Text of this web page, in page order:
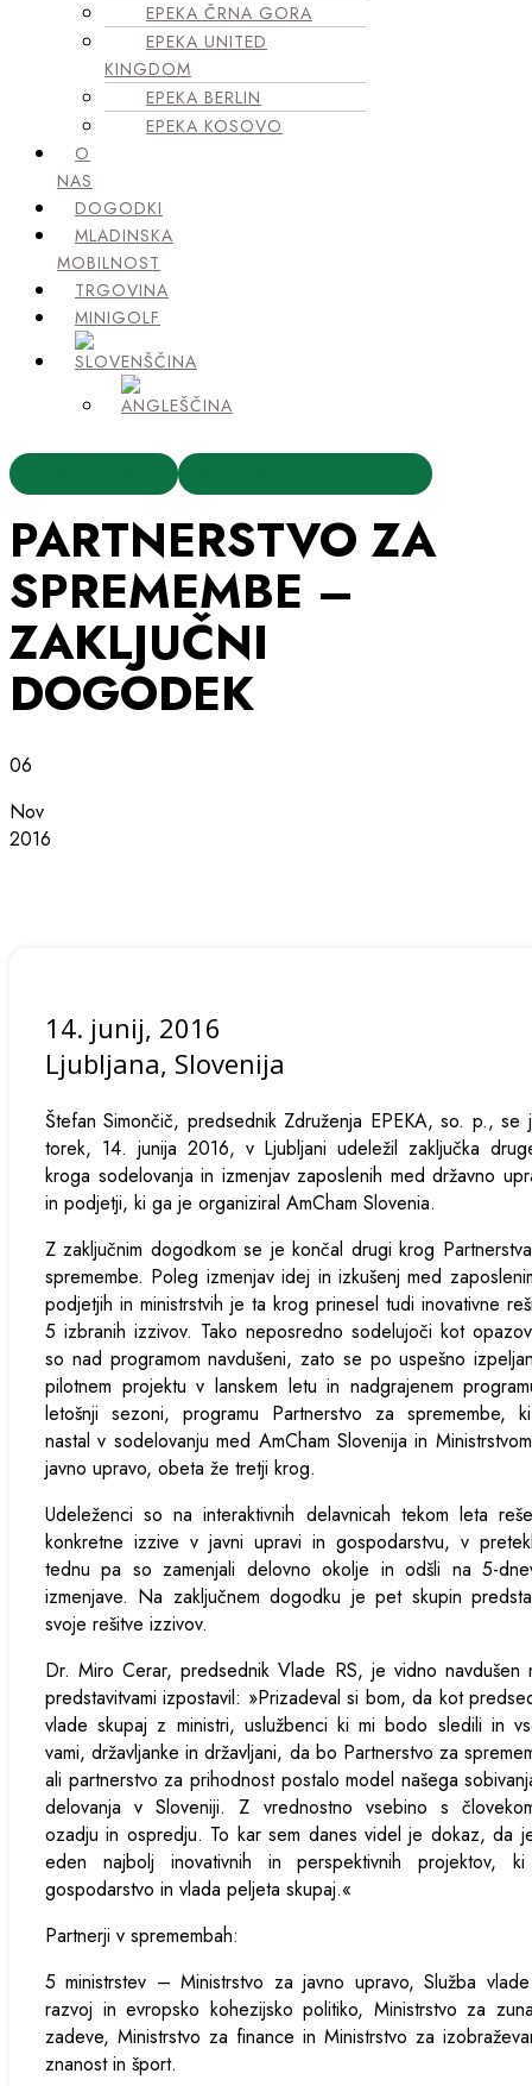
EPEKA ČRNA GORA
EPEKA UNITED
KINGDOM
EPEKA BERLIN
EPEKA KOSOVO
O
NAS
DOGODKI
MLADINSKA
MOBILNOST
TRGOVINA
MINIGOLF
PARTNERSTVO ZA
SPREMEMBE –
ZAKLJUČNI
DOGODEK
06
Nov
2016
14. junij, 2016
Ljubljana, Slovenija
Štefan Simončič, predsednik Združenja EPEKA, so. p., se
torek, 14. junija 2016, v Ljubljani udeležil zaključka
kroga sodelovanja in izmenjav zaposlenih med državno
in podjetji, ki ga je organiziral AmCham Slovenia.
Z zaključnim dogodkom se je končal drugi krog
spremembe. Poleg izmenjav idej in izkušenj med
podjetjih in ministrstvih je ta krog prinesel tudi inovativne
5 izbranih izzivov. Tako neposredno sodelujoči kot
so nad programom navdušeni, zato se po uspešno
pilotnem projektu v lanskem letu in nadgrajenem
letošnji sezoni, programu Partnerstvo za spremembe,
nastal v sodelovanju med AmCham Slovenija in
javno upravo, obeta že tretji krog.
Udeleženci so na interaktivnih delavnicah tekom leta
konkretne izzive v javni upravi in gospodarstvu, v
tednu pa so zamenjali delovno okolje in odšli na 5-
izmenjave. Na zaključnem dogodku je pet skupin
svoje rešitve izzivov.
Dr. Miro Cerar, predsednik Vlade RS, je vidno navdušen
predstavitvami izpostavil: »Prizadeval si bom, da kot
vlade skupaj z ministri, uslužbenci ki mi bodo sledili in
vami, državljanke in državljani, da bo Partnerstvo za
ali partnerstvo za prihodnost postalo model našega
delovanja v Sloveniji. Z vrednostno vsebino s
ozadju in ospredju. To kar sem danes videl je dokaz, da
eden najbolj inovativnih in perspektivnih projektov,
gospodarstvo in vlada peljeta skupaj.«
Partnerji v spremembah:
5 ministrstev – Ministrstvo za javno upravo, Služba
razvoj in evropsko kohezijsko politiko, Ministrstvo za
zadeve, Ministrstvo za finance in Ministrstvo za
znanost in šport.